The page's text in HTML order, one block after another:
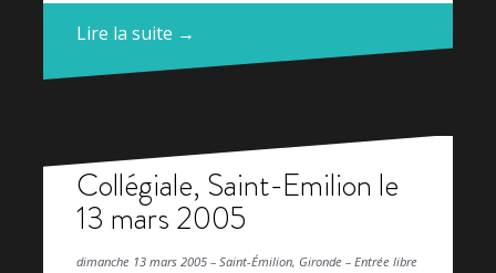
Lire la suite →
Collégiale, Saint-Emilion le
13 mars 2005
dimanche 13 mars 2005 – Saint-Émilion, Gironde – Entrée libre